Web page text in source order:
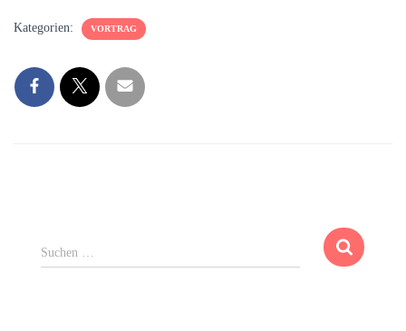
Kategorien: VORTRAG
S
u
Suchen …